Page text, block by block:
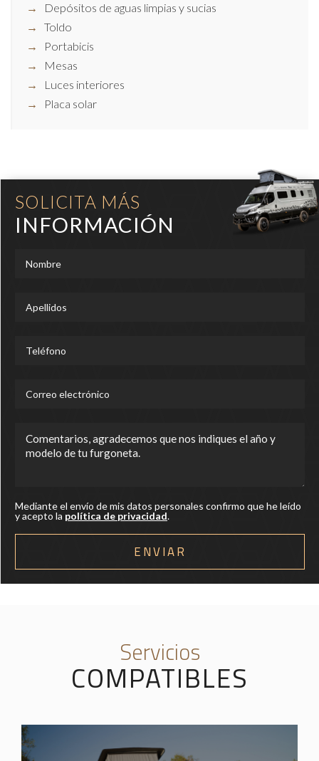
Depósitos de aguas limpias y sucias
Toldo
Portabicis
Mesas
Luces interiores
Placa solar
SOLICITA MÁS
INFORMACIÓN
Mediante el envío de mis datos personales confirmo que he leído
y acepto la política de privacidad.
Servicios
COMPATIBLES